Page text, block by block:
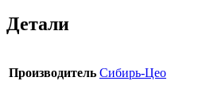
Детали
Производитель Сибирь-Цео